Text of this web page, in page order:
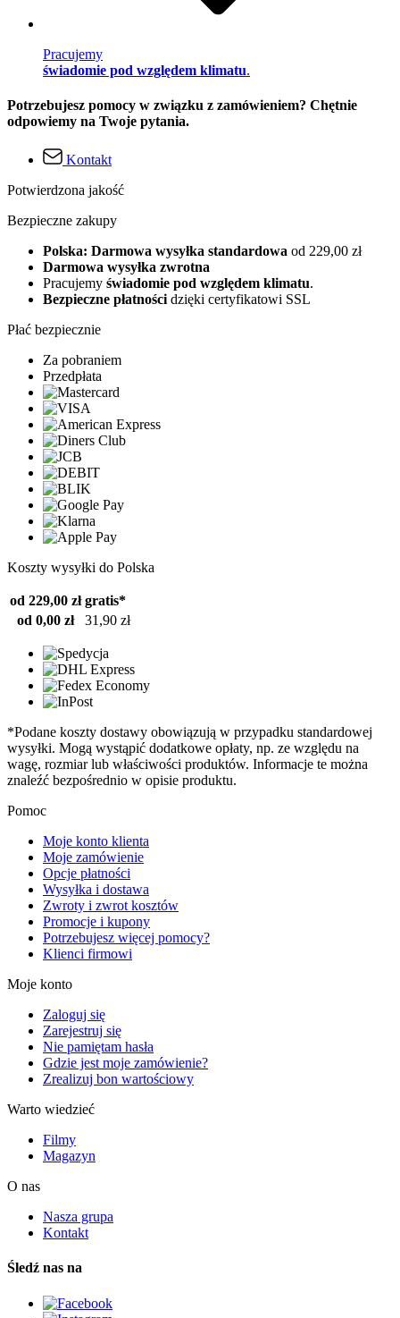
Pracujemy
świadomie pod względem klimatu.
Potrzebujesz pomocy w związku z zamówieniem? Chętnie
odpowiemy na Twoje pytania.
Kontakt
Potwierdzona jakość
Bezpieczne zakupy
Polska: Darmowa wysyłka standardowa od 229,00 zł
Darmowa wysyłka zwrotna
Pracujemy świadomie pod względem klimatu.
Bezpieczne płatności dzięki certyfikatowi SSL
Płać bezpiecznie
Za pobraniem
Przedpłata
Koszty wysyłki do Polska
od 229,00 zł gratis*
od 0,00 zł
31,90 zł
*Podane koszty dostawy obowiązują w przypadku standardowej
wysyłki. Mogą wystąpić dodatkowe opłaty, np. ze względu na
wagę, rozmiar lub właściwości produktów. Informacje te można
znaleźć bezpośrednio w opisie produktu.
Pomoc
Moje konto klienta
Moje zamówienie
Opcje płatności
Wysyłka i dostawa
Zwroty i zwrot kosztów
Promocje i kupony
Potrzebujesz więcej pomocy?
Klienci firmowi
Moje konto
Zaloguj się
Zarejestruj się
Nie pamiętam hasła
Gdzie jest moje zamówienie?
Zrealizuj bon wartościowy
Warto wiedzieć
Filmy
Magazyn
O nas
Nasza grupa
Kontakt
Śledź nas na